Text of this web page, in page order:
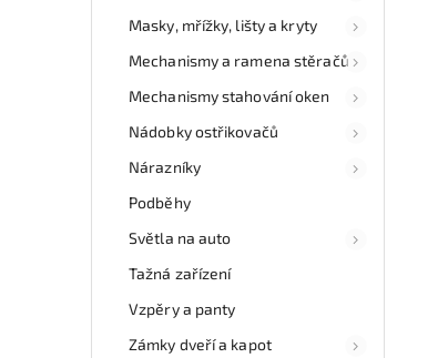
Masky, mřížky, lišty a kryty
Mechanismy a ramena stěračů
Mechanismy stahování oken
Nádobky ostřikovačů
Nárazníky
Podběhy
Světla na auto
Tažná zařízení
Vzpěry a panty
Zámky dveří a kapot